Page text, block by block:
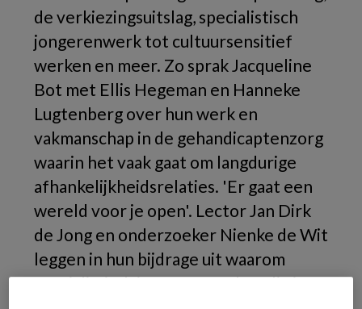
de verkiezingsuitslag, specialistisch
jongerenwerk tot cultuursensitief
werken en meer. Zo sprak Jacqueline
Bot met Ellis Hegeman en Hanneke
Lugtenberg over hun werk en
vakmanschap in de gehandicaptenzorg
waarin het vaak gaat om langdurige
afhankelijkheidsrelaties. 'Er gaat een
wereld voor je open'. Lector Jan Dirk
de Jong en onderzoeker Nienke de Wit
leggen in hun bijdrage uit waarom
specialistisch jongerenwerk nodig is